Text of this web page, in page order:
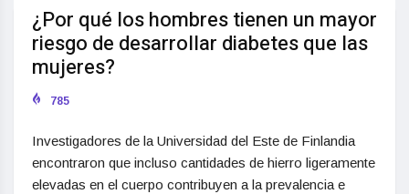
¿Por qué los hombres tienen un mayor
riesgo de desarrollar diabetes que las
mujeres?
785
Investigadores de la Universidad del Este de Finlandia
encontraron que incluso cantidades de hierro ligeramente
elevadas en el cuerpo contribuyen a la prevalencia e